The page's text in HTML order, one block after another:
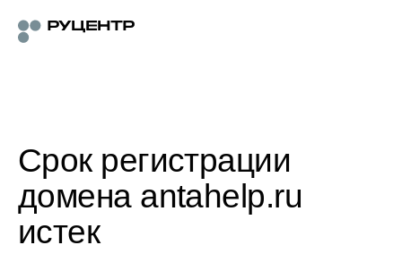
Срок регистрации
домена antahelp.ru
истек